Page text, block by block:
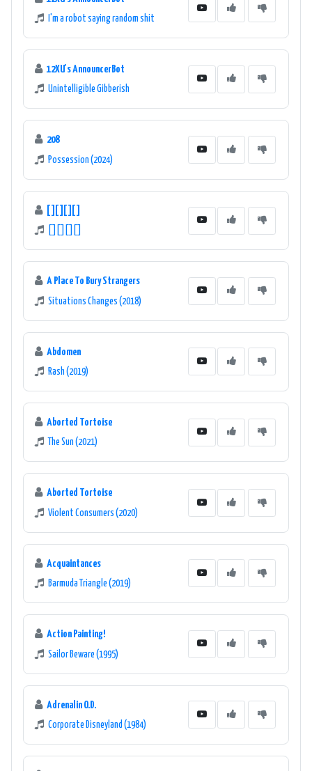
I'm a robot saying random shit
12XU's AnnouncerBot
Unintelligible Gibberish
208
Possession (2024)
A Place To Bury Strangers
Situations Changes (2018)
Abdomen
Rash (2019)
Aborted Tortoise
The Sun (2021)
Aborted Tortoise
Violent Consumers (2020)
Acquaintances
Barmuda Triangle (2019)
Action Painting!
Sailor Beware (1995)
Adrenalin O.D.
Corporate Disneyland (1984)